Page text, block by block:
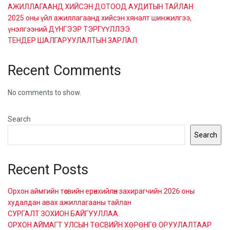
АЖИЛЛАГААНД ХИЙСЭН ДОТООД АУДИТЫН ТАЙЛАН
2025 оны үйл ажиллагаанд хийсэн хяналт шинжилгээ,
үнэлгээний ДҮНГЭЭР ТЭРГҮҮЛЛЭЭ.
ТЕНДЕР ШАЛГАРУУЛАЛТЫН ЗАРЛАЛ
Recent Comments
No comments to show.
Search
Search
Recent Posts
Орхон аймгийн төсвийн ерөнхийлөн захирагчийн 2026 оны
худалдан авах ажиллагааны тайлан
СУРГАЛТ ЗОХИОН БАЙГУУЛЛАА.
ОРХОН АЙМАГТ УЛСЫН ТӨСВИЙН ХӨРӨНГӨ ОРУУЛАЛТААР